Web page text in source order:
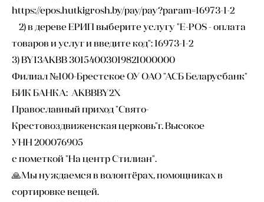
https://epos.hutkigrosh.by/pay/pay?param=16973-1-2
2) в дереве ЕРИП выберите услугу "E-POS - оплата
товаров и услуг и введите код": 16973-1-2
3) BY13AKBB 30154003019821000000
Филиал №100-Брестское ОУ ОАО "АСБ Беларусбанк"
БИК БАНКА: AKBBBY2X
Православный приход "Свято-
Крестовоздвиженская церковь"г. Высокое
УНН 200076905
с пометкой "На центр Стилиан".
🙏Мы нуждаемся в волонтёрах, помощниках в
сортировке вещей.